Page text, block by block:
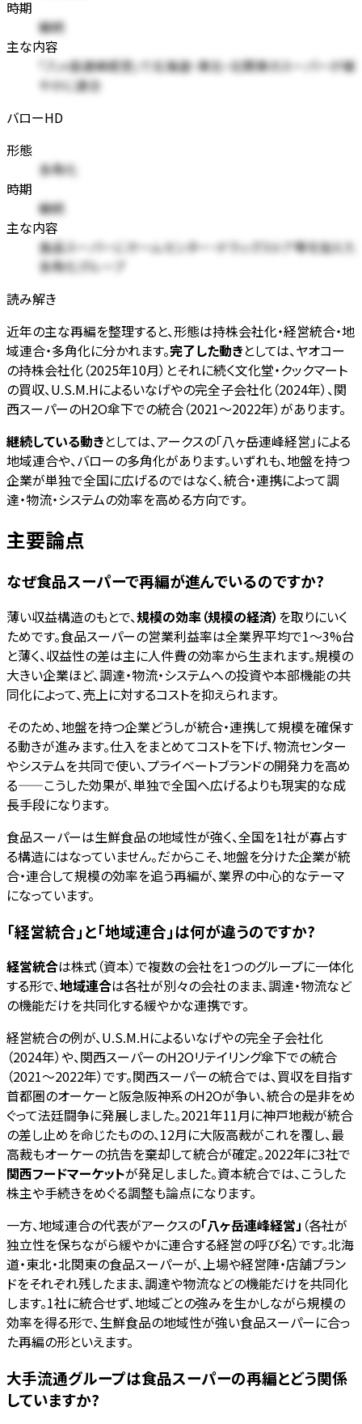
時期
継続
主な内容
「八ヶ岳連峰経営」で北海道・東北・北関東のスーパーが緩
やかに連合
バローHD
形態
多角化
時期
継続
主な内容
食品スーパーにホームセンター・ドラッグストア等を加えた
多角化グループ
読み解き
近年の主な再編を整理すると、形態は持株会社化・経営統合・地
域連合・多角化に分かれます。完了した動きとしては、ヤオコー
の持株会社化（2025年10月）とそれに続く文化堂・クックマート
の買収、U.S.M.Hによるいなげやの完全子会社化（2024年）、関
西スーパーのH2O傘下での統合（2021〜2022年）があります。
継続している動きとしては、アークスの「八ヶ岳連峰経営」による
地域連合や、バローの多角化があります。いずれも、地盤を持つ
企業が単独で全国に広げるのではなく、統合・連携によって調
達・物流・システムの効率を高める方向です。
主要論点
なぜ食品スーパーで再編が進んでいるのですか?
薄い収益構造のもとで、規模の効率（規模の経済） を取りにいく
ためです。食品スーパーの営業利益率は全業界平均で1〜3%台
と薄く、収益性の差は主に人件費の効率から生まれます。規模の
大きい企業ほど、調達・物流・システムへの投資や本部機能の共
同化によって、売上に対するコストを抑えられます。
そのため、地盤を持つ企業どうしが統合・連携して規模を確保す
る動きが進みます。仕入をまとめてコストを下げ、物流センター
やシステムを共同で使い、プライベートブランドの開発力を高め
る——こうした効果が、単独で全国へ広げるよりも現実的な成
長手段になります。
食品スーパーは生鮮食品の地域性が強く、全国を1社が寡占す
る構造にはなっていません。だからこそ、地盤を分けた企業が統
合・連合して規模の効率を追う再編が、業界の中心的なテーマ
になっています。
「経営統合」と「地域連合」は何が違うのですか?
経営統合は株式（資本）で複数の会社を1つのグループに一体化
する形で、地域連合は各社が別々の会社のまま、調達・物流など
の機能だけを共同化する緩やかな連携です。
経営統合の例が、U.S.M.Hによるいなげやの完全子会社化
（2024年）や、関西スーパーのH2Oリテイリング傘下での統合
（2021〜2022年）です。関西スーパーの統合では、買収を目指す
首都圏のオーケーと阪急阪神系のH2Oが争い、統合の是非をめ
ぐって法廷闘争に発展しました。2021年11月に神戸地裁が統合
の差し止めを命じたものの、12月に大阪高裁がこれを覆し、最
高裁もオーケーの抗告を棄却して統合が確定。2022年に3社で
関西フードマーケットが発足しました。資本統合では、こうした
株主や手続きをめぐる調整も論点になります。
一方、地域連合の代表がアークスの「八ヶ岳連峰経営」 （各社が
独立性を保ちながら緩やかに連合する経営の呼び名）です。北海
道・東北・北関東の食品スーパーが、上場や経営陣・店舗ブラン
ドをそれぞれ残したまま、調達や物流などの機能だけを共同化
します。1社に統合せず、地域ごとの強みを生かしながら規模の
効率を得る形で、生鮮食品の地域性が強い食品スーパーに合っ
た再編の形といえます。
大手流通グループは食品スーパーの再編とどう関係
していますか?